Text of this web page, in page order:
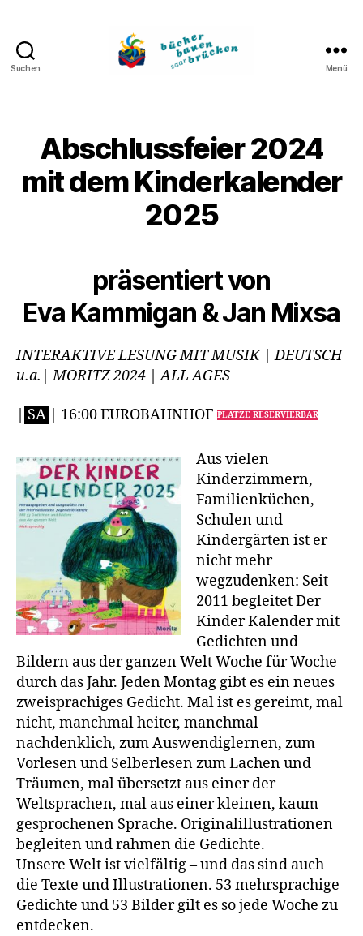
Suchen Menü
Abschlussfeier 2024
mit dem Kinderkalender
2025
präsentiert von
Eva Kammigan & Jan Mixsa
INTERAKTIVE LESUNG MIT MUSIK
| DEUTSCH
u.a.| MORITZ 2024 | ALL AGES
| SA | 16:00 EUROBAHNHOF PLÄTZE RESERVIERBAR
Aus vielen
Kinderzimmern,
Familienküchen,
Schulen und
Kindergärten ist er
nicht mehr
wegzudenken: Seit
2011 begleitet Der
Kinder Kalender mit
Gedichten und
Bildern aus der ganzen Welt Woche für Woche
durch das Jahr. Jeden Montag gibt es ein neues
zweisprachiges Gedicht. Mal ist es gereimt, mal
nicht, manchmal heiter, manchmal
nachdenklich, zum Auswendiglernen, zum
Vorlesen und Selberlesen zum Lachen und
Träumen, mal übersetzt aus einer der
Weltsprachen, mal aus einer kleinen, kaum
gesprochenen Sprache. Originalillustrationen
begleiten und rahmen die Gedichte.
Unsere Welt ist vielfältig – und das sind auch
die Texte und Illustrationen. 53 mehrsprachige
Gedichte und 53 Bilder gilt es so jede Woche zu
entdecken.